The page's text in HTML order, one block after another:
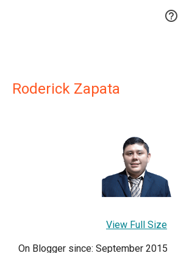

Roderick Zapata
View Full Size
On Blogger since: September 2015